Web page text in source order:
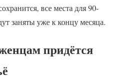
все места для 90-
заняты уже к концу месяца.
придётся